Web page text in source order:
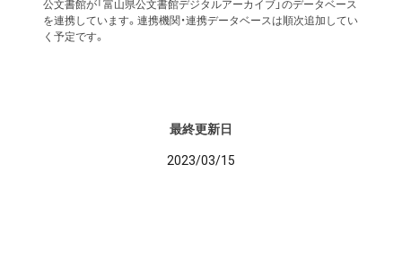
公文書館が「富山県公文書館デジタルアーカイブ」のデータベース
を連携しています。連携機関・連携データベースは順次追加してい
く予定です。
最終更新日
2023/03/15